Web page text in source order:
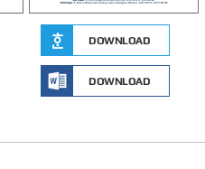
DOWNLOAD
DOWNLOAD